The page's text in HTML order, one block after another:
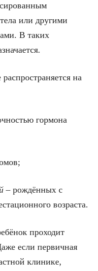
или другими
В таких
на
гормона
– рождённых с
возраста.
проходит
если первичная
клинике,